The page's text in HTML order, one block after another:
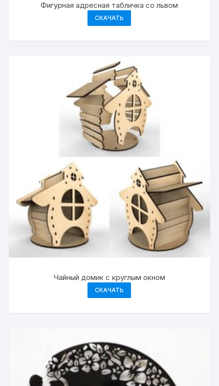
Фигурная адресная табличка со львом
СКАЧАТЬ
Чайный домик с круглым окном
СКАЧАТЬ